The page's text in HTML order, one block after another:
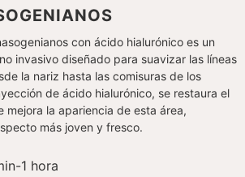
con ácido hialurónico es un
invasivo diseñado para suavizar las líneas
la nariz hasta las comisuras de los
de ácido hialurónico, se restaura el
mejora la apariencia de esta área,
más joven y fresco.
1 hora